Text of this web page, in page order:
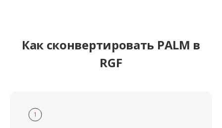
Как сконвертировать PALM в
RGF
1